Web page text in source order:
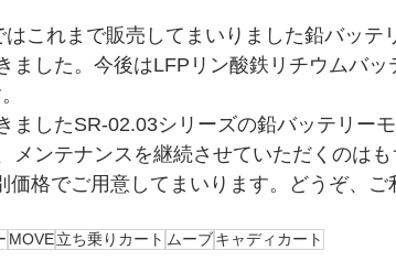
これまで販売してまいりました鉛バッテ
ました。今後はLFPリン酸鉄リチウムバッ
ましたSR-02.03シリーズの鉛バッテリー
メンテナンスを継続させていただくのは
格でご用意してまいります。どうぞ、ご
MOVE立ち乗りカート ムーブキャディカート